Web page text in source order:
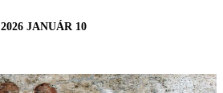
2026 JANUÁR 10